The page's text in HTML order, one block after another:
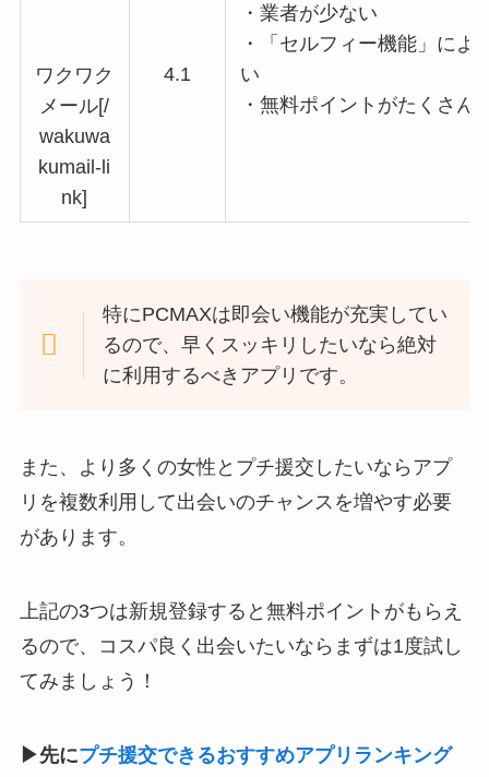
ワクワク
メール[/
wakuwa
kumail-li
nk]
4.1
・業者が少ない
・「セルフィー機能」によ
い
・無料ポイントがたくさん
特にPCMAXは即会い機能が充実してい
るので、早くスッキリしたいなら絶対
に利用するべきアプリです。
また、より多くの女性とプチ援交したいならアプ
リを複数利用して出会いのチャンスを増やす必要
があります。
上記の3つは新規登録すると無料ポイントがもらえ
るので、コスパ良く出会いたいならまずは1度試し
てみましょう！
▶︎先にプチ援交できるおすすめアプリランキング